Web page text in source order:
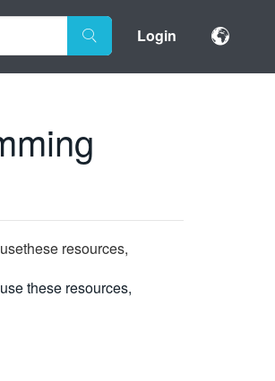
Login
resources,
these resources,